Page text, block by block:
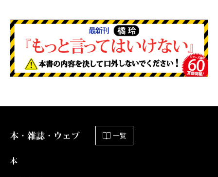
本・雑誌・ウェブ 一覧
本